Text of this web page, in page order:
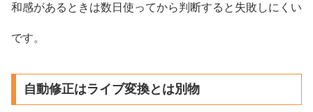
和感があるときは数日使ってから判断すると失敗しにくい
です。
自動修正はライブ変換とは別物